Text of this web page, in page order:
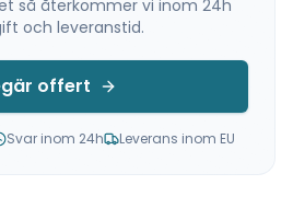
så återkommer vi inom 24h
och leveranstid.
offert
Svar inom 24h Leverans inom EU